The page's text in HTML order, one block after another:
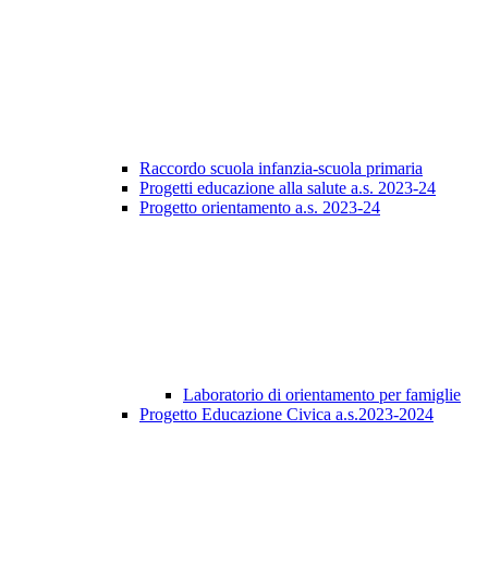
Raccordo scuola infanzia-scuola primaria
Progetti educazione alla salute a.s. 2023-24
Progetto orientamento a.s. 2023-24
Laboratorio di orientamento per famiglie
Progetto Educazione Civica a.s.2023-2024